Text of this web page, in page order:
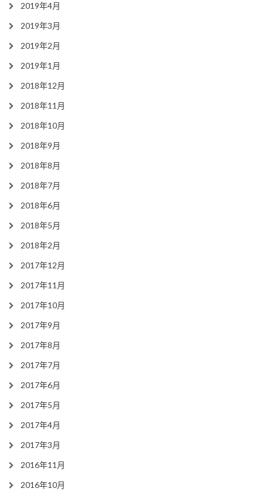
2019年4月
2019年3月
2019年2月
2019年1月
2018年12月
2018年11月
2018年10月
2018年9月
2018年8月
2018年7月
2018年6月
2018年5月
2018年2月
2017年12月
2017年11月
2017年10月
2017年9月
2017年8月
2017年7月
2017年6月
2017年5月
2017年4月
2017年3月
2016年11月
2016年10月